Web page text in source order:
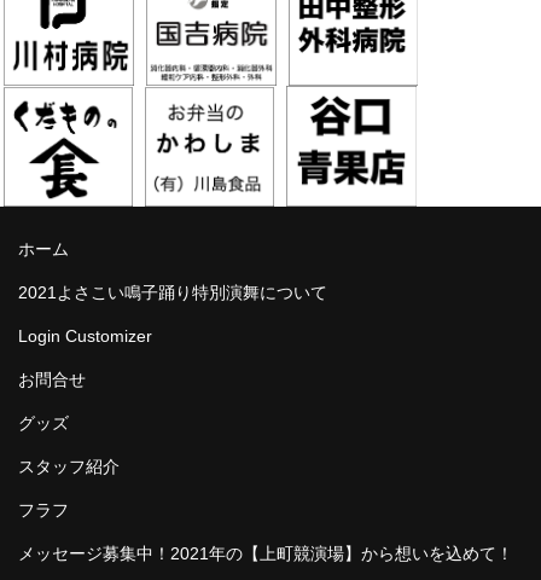
ホーム
2021よさこい鳴子踊り特別演舞について
Login Customizer
お問合せ
グッズ
スタッフ紹介
フラフ
メッセージ募集中！2021年の【上町競演場】から想いを込めて！